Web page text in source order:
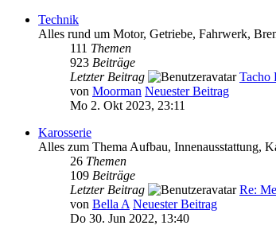
Technik
Alles rund um Motor, Getriebe, Fahrwerk,
111 Themen
923 Beiträge
Letzter Beitrag
Tacho
von Moorman Neuester Beitrag
Mo 2. Okt 2023, 23:11
Karosserie
Alles zum Thema Aufbau, Innenausstattung,
26 Themen
109 Beiträge
Letzter Beitrag
Re:
von Bella A Neuester Beitrag
Do 30. Jun 2022, 13:40